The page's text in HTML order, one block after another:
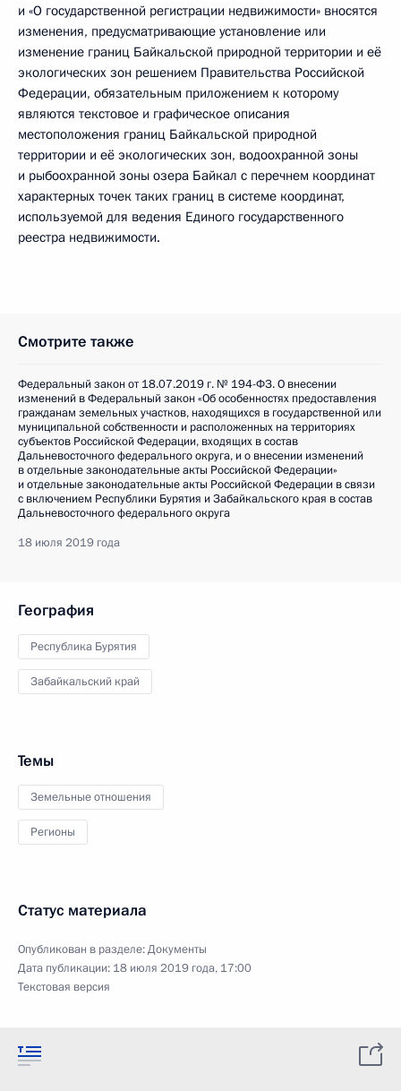
и «О государственной регистрации недвижимости» вносятся
изменения, предусматривающие установление или
изменение границ Байкальской природной территории и её
экологических зон решением Правительства Российской
Федерации, обязательным приложением к которому
являются текстовое и графическое описания
местоположения границ Байкальской природной
территории и её экологических зон, водоохранной зоны
и рыбоохранной зоны озера Байкал с перечнем координат
характерных точек таких границ в системе координат,
используемой для ведения Единого государственного
реестра недвижимости.
Смотрите также
Федеральный закон от 18.07.2019 г. № 194-ФЗ. О внесении
изменений в Федеральный закон «Об особенностях предоставления
гражданам земельных участков, находящихся в государственной или
муниципальной собственности и расположенных на территориях
субъектов Российской Федерации, входящих в состав
Дальневосточного федерального округа, и о внесении изменений
в отдельные законодательные акты Российской Федерации»
и отдельные законодательные акты Российской Федерации в связи
с включением Республики Бурятия и Забайкальского края в состав
Дальневосточного федерального округа
18 июля 2019 года
География
Республика Бурятия
Забайкальский край
Темы
Земельные отношения
Регионы
Статус материала
Опубликован в разделе:Документы
Дата публикации: 18 июля 2019 года, 17:00
Текстовая версия